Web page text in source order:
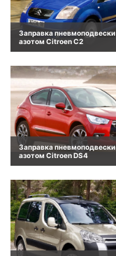
Заправка пневмоподвески
азотом Citroen C2
Заправка пневмоподвески
азотом Citroen DS4